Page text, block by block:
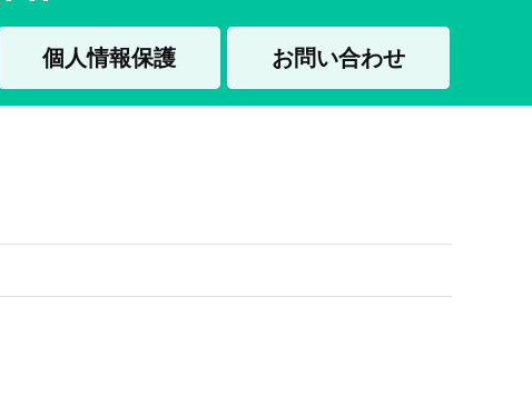
個人情報保護 お問い合わせ